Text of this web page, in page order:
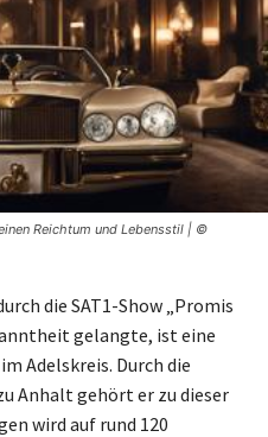
Reichtum und Lebensstil | ©
die SAT1-Show „Promis
gelangte, ist eine
Adelskreis. Durch die
Anhalt gehört er zu dieser
wird auf rund 120